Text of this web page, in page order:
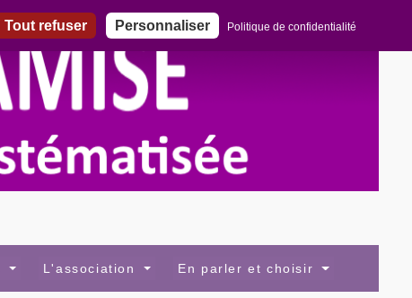
L'association En parler et choisir
Tout refuser Personnaliser Politique de confidentialité